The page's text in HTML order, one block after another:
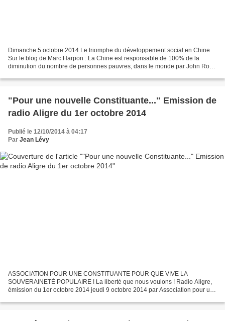
Dimanche 5 octobre 2014 Le triomphe du développement social en Chine
Sur le blog de Marc Harpon : La Chine est responsable de 100% de la
diminution du nombre de personnes pauvres, dans le monde par John Ross
"Pour une nouvelle Constituante..." Emission de
radio Aligre du 1er octobre 2014
Publié le 12/10/2014 à 04:17
Par Jean Lévy
ASSOCIATION POUR UNE CONSTITUANTE POUR QUE VIVE LA
SOUVERAINETÉ POPULAIRE ! La liberté que nous voulons ! Radio Aligre,
émission du 1er octobre 2014 jeudi 9 octobre 2014 par Association pour une